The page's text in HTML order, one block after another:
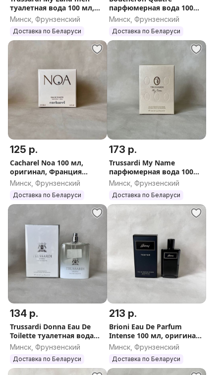
туалетная вода 100 мл,
оригинал, Италия
Минск, Фрунзенский
Доставка по Беларуси
парфюмерная вода 100
мл, оригинал, Франция
Минск, Фрунзенский
Доставка по Беларуси
125 р.
Cacharel Noa 100 мл,
оригинал, Франция
(Кашарель Ноа)
Минск, Фрунзенский
Доставка по Беларуси
173 р.
Trussardi My Name
парфюмерная вода 100
мл, оригинал, Италия
Минск, Фрунзенский
Доставка по Беларуси
134 р.
Trussardi Donna Eau De
Toilette туалетная вода
100 мл, оригинал, Италия
Минск, Фрунзенский
Доставка по Беларуси
213 р.
Brioni Eau De Parfum
Intense 100 мл, оригинал,
Франция (Бриони О Де
Парфюм Интенс)
Минск, Фрунзенский
Доставка по Беларуси